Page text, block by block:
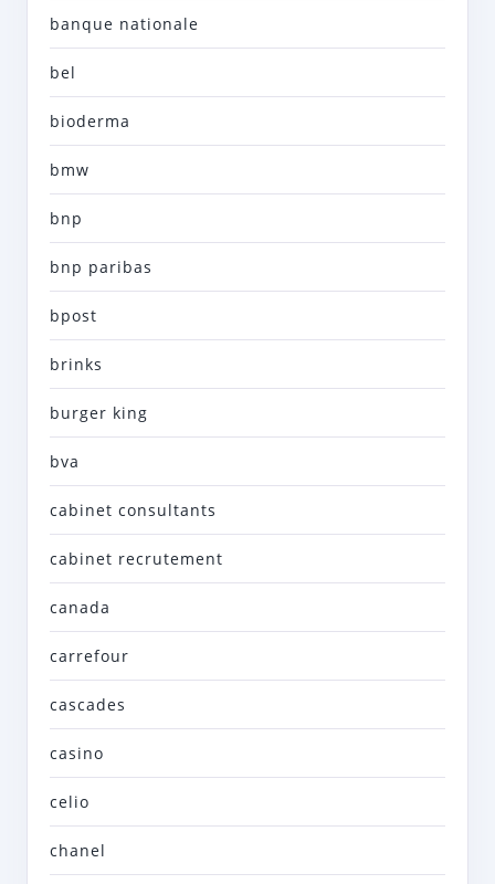
banque nationale
bel
bioderma
bmw
bnp
bnp paribas
bpost
brinks
burger king
bva
cabinet consultants
cabinet recrutement
canada
carrefour
cascades
casino
celio
chanel